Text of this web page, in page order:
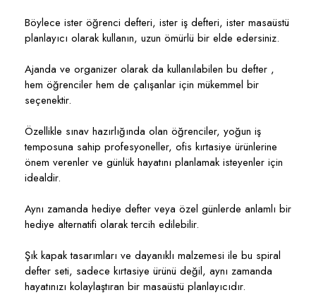
Böylece ister öğrenci defteri, ister iş defteri, ister masaüstü
planlayıcı olarak kullanın, uzun ömürlü bir elde edersiniz.
Ajanda ve organizer olarak da kullanılabilen bu defter ,
hem öğrenciler hem de çalışanlar için mükemmel bir
seçenektir.
Özellikle sınav hazırlığında olan öğrenciler, yoğun iş
temposuna sahip profesyoneller, ofis kırtasiye ürünlerine
önem verenler ve günlük hayatını planlamak isteyenler için
idealdir.
Aynı zamanda hediye defter veya özel günlerde anlamlı bir
hediye alternatifi olarak tercih edilebilir.
Şık kapak tasarımları ve dayanıklı malzemesi ile bu spiral
defter seti, sadece kırtasiye ürünü değil, aynı zamanda
hayatınızı kolaylaştıran bir masaüstü planlayıcıdır.